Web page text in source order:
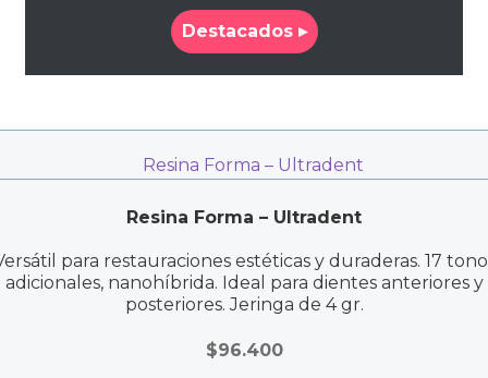
Destacados ▸
Resina Forma – Ultradent
para restauraciones estéticas y duraderas. 17
adicionales, nanohíbrida. Ideal para dientes anteriores y
posteriores. Jeringa de 4 gr.
$96.400